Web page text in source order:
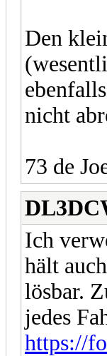
Den
nicht
73 de
Ich
hält
lösbar.
jedes
https://